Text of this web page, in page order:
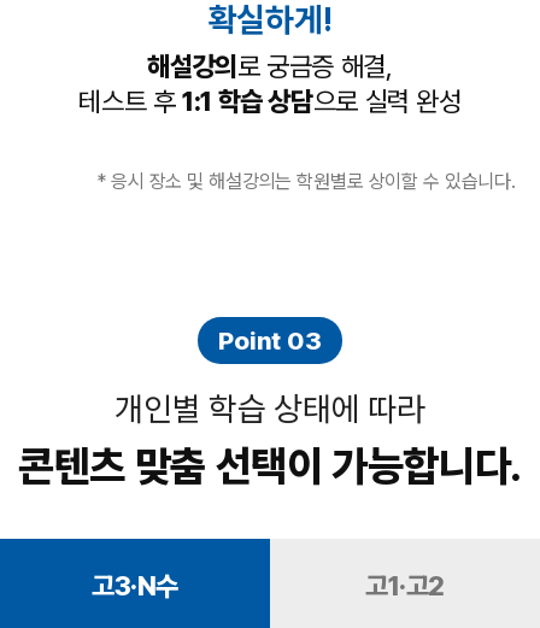
확실하게!
해설강의 로 궁금증 해결,
테스트 후1:1 학습 상담으로 실력 완성
* 응시 장소 및 해설강의는 학원별로 상이할 수 있습니다.
Point 03
개인별 학습 상태에 따라
콘텐츠 맞춤 선택이 가능합니다.
고3·N수 고1·고2